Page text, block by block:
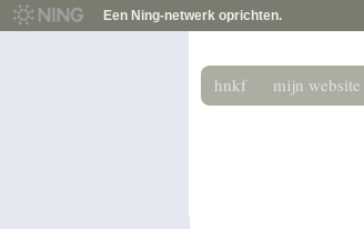
Een Ning-netwerk oprichten.
hnkf mijn website